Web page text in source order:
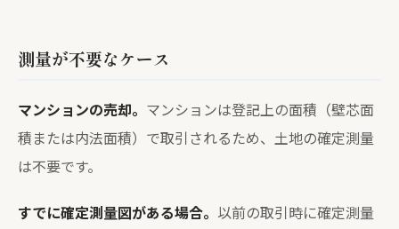
測量が不要なケース
マンションの売却。 マンションは登記上の面積（壁芯面
積または内法面積）で取引されるため、土地の確定測量
は不要です。
すでに確定測量図がある場合。 以前の取引時に確定測量